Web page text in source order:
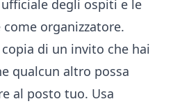
degli ospiti e le
organizzatore.
di un invito che hai
qualcun altro possa
al posto tuo. Usa